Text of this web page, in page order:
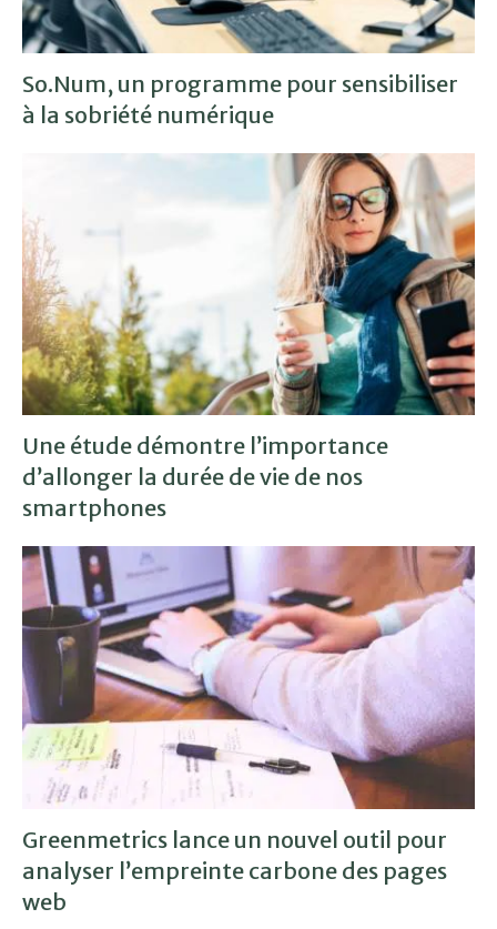
So.Num, un programme pour sensibiliser
à la sobriété numérique
Une étude démontre l’importance
d’allonger la durée de vie de nos
smartphones
Greenmetrics lance un nouvel outil pour
analyser l’empreinte carbone des pages
web